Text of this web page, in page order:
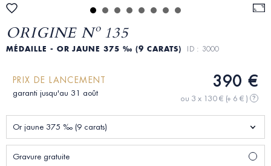
ORIGINE Nº 135
MÉDAILLE - OR JAUNE 375 ‰ (9 CARATS) ID : 3000
PRIX DE LANCEMENT
garanti jusqu'au 31 août
390 €
ou 3 x 130 € (+ 6 € ) ?
Or jaune 375 ‰ (9 carats)
Gravure gratuite